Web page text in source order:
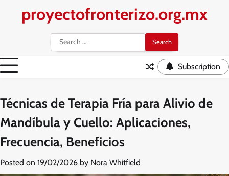
proyectofronterizo.org.mx
Search
for:
Subscription
Técnicas de Terapia Fría para Alivio de
Mandíbula y Cuello: Aplicaciones,
Frecuencia, Beneficios
Posted on 19/02/2026 by Nora Whitfield